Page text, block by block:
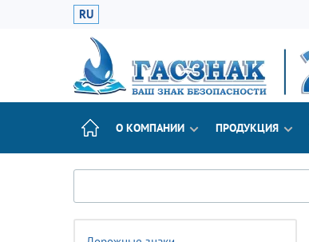
RU
О КОМПАНИИ ПРОДУКЦИЯ